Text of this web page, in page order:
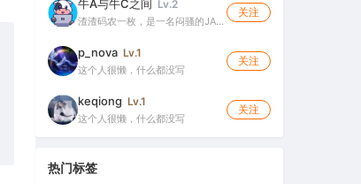
牛A与牛C之间 Lv.2
渣渣码农一枚，是一名闷骚的JA…
关注
p_nova Lv.1
这个人很懒，什么都没写
关注
keqiong Lv.1
这个人很懒，什么都没写
关注
热门标签